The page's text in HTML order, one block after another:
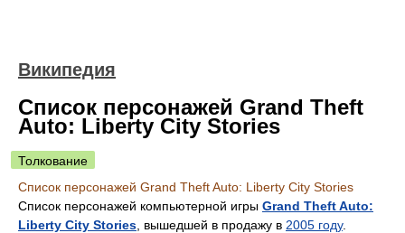
Википедия
Список персонажей Grand Theft
Auto: Liberty City Stories
Толкование
Список персонажей Grand Theft Auto: Liberty City Stories
Список персонажей компьютерной игры Grand Theft Auto:
Liberty City Stories , вышедшей в продажу в 2005 году.